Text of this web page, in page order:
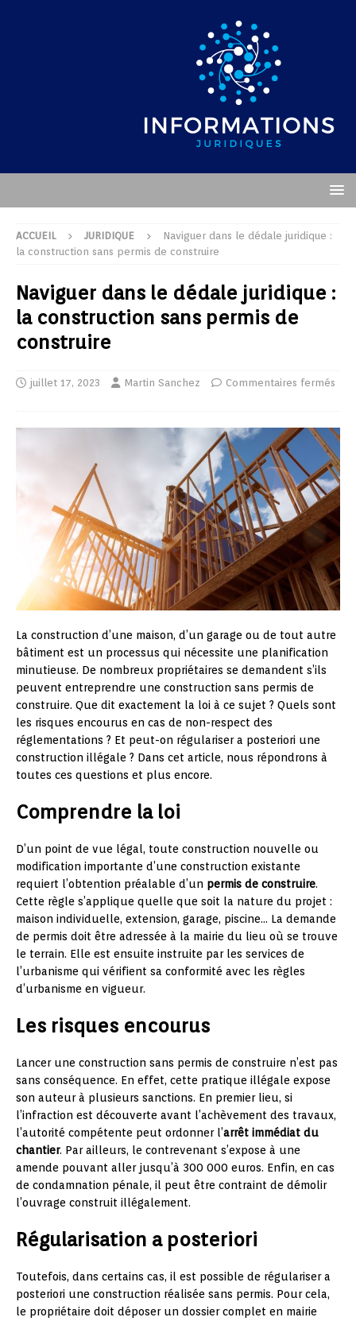
ACCUEIL JURIDIQUE
Naviguer dans le dédale juridique :
la construction sans permis de construire
Naviguer dans le dédale juridique :
la construction sans permis de
construire
juillet 17, 2023 Martin Sanchez Commentaires fermés
La construction d’une maison, d’un garage ou de tout autre
bâtiment est un processus qui nécessite une planification
minutieuse. De nombreux propriétaires se demandent s’ils
peuvent entreprendre une construction sans permis de
construire. Que dit exactement la loi à ce sujet ? Quels sont
les risques encourus en cas de non-respect des
réglementations ? Et peut-on régulariser a posteriori une
construction illégale ? Dans cet article, nous répondrons à
toutes ces questions et plus encore.
Comprendre la loi
D’un point de vue légal, toute construction nouvelle ou
modification importante d’une construction existante
requiert l’obtention préalable d’un permis de construire.
Cette règle s’applique quelle que soit la nature du projet :
maison individuelle, extension, garage, piscine… La demande
de permis doit être adressée à la mairie du lieu où se trouve
le terrain. Elle est ensuite instruite par les services de
l’urbanisme qui vérifient sa conformité avec les règles
d’urbanisme en vigueur.
Les risques encourus
Lancer une construction sans permis de construire n’est pas
sans conséquence. En effet, cette pratique illégale expose
son auteur à plusieurs sanctions. En premier lieu, si
l’infraction est découverte avant l’achèvement des travaux,
l’autorité compétente peut ordonner l’arrêt immédiat du
chantier. Par ailleurs, le contrevenant s’expose à une
amende pouvant aller jusqu’à 300 000 euros. Enfin, en cas
de condamnation pénale, il peut être contraint de démolir
l’ouvrage construit illégalement.
Régularisation a posteriori
Toutefois, dans certains cas, il est possible de régulariser a
posteriori une construction réalisée sans permis. Pour cela,
le propriétaire doit déposer un dossier complet en mairie